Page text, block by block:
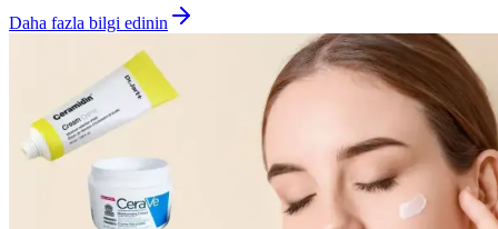
Daha fazla bilgi edinin